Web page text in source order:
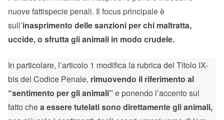
nuove fattispecie penali. Il focus principale è
sull’inasprimento delle sanzioni per chi maltratta,
uccide, o sfrutta gli animali in modo crudele.
In particolare, l’articolo 1 modifica la rubrica del Titolo IX-
bis del Codice Penale, rimuovendo il riferimento al
“sentimento per gli animali” e ponendo l’accento sul
fatto chea essere tutelati sono direttamente gli animali,